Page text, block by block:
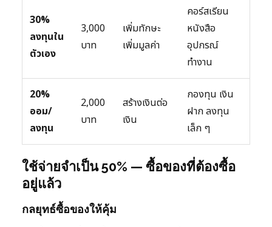
30%
ลงทุนใน
ตัวเอง
3,000
บาท
เพิ่มทักษะ
เพิ่มมูลค่า
คอร์สเรียน
หนังสือ
อุปกรณ์
ทำงาน
20%
ออม/
ลงทุน
2,000
บาท
สร้างเงินต่อ
เงิน
กองทุน เงิน
ฝาก ลงทุน
เล็ก ๆ
ใช้จ่ายจำเป็น 50% — ซื้อของที่ต้องซื้อ
อยู่แล้ว
กลยุทธ์ซื้อของให้คุ้ม